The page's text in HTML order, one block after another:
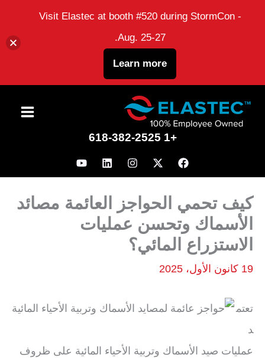
+1 618-382-2525
كيف تحمي الحواجز العائمة مصائد
الأسماك وتحسن عمليات
الاستزراع المائي؟
19 كانون الأول، 2025
تعتم
د
عمليات صيد الأسماك وتربية الأحياء المائية على ظروف
Visit Elastec at booth #520 during StormCon -
Aug. 25-27.
Learn more